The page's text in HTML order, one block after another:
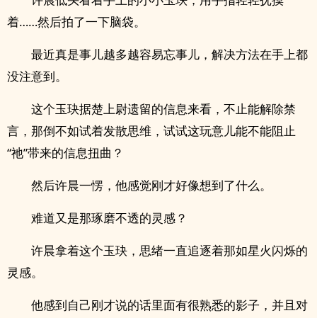
着……然后拍了一下脑袋。
最近真是事儿越多越容易忘事儿，解决方法在手上都
没注意到。
这个玉玦据楚上尉遗留的信息来看，不止能解除禁
言，那倒不如试着发散思维，试试这玩意儿能不能阻止
“祂”带来的信息扭曲？
然后许晨一愣，他感觉刚才好像想到了什么。
难道又是那琢磨不透的灵感？
许晨拿着这个玉玦，思绪一直追逐着那如星火闪烁的
灵感。
他感到自己刚才说的话里面有很熟悉的影子，并且对